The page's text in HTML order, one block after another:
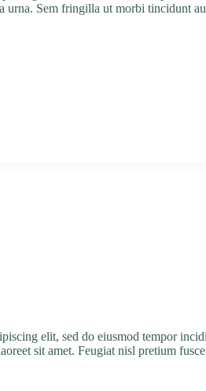
Sem fringilla ut morbi tincidunt
elit, sed do eiusmod tempor
sit amet. Feugiat nisl pretium